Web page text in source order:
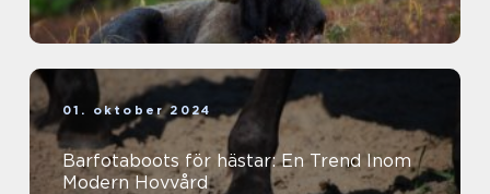
01. oktober 2024
Barfotaboots för hästar: En Trend Inom
Modern Hovvård